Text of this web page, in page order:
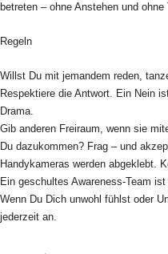
betreten – ohne Anstehen und
Regeln
Willst Du mit jemandem reden,
Respektiere die Antwort. Ein Nein
Drama.
Gib anderen Freiraum, wenn sie
Du dazukommen? Frag – und
Handykameras werden abgeklebt.
Ein geschultes Awareness-Team
Wenn Du Dich unwohl fühlst oder
jederzeit an.